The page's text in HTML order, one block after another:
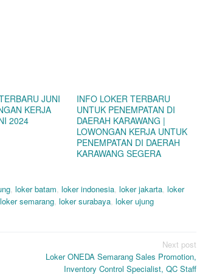
JUNI
KERJA
2024
INFO LOKER TERBARU
UNTUK PENEMPATAN DI
DAERAH KARAWANG |
LOWONGAN KERJA UNTUK
PENEMPATAN DI DAERAH
KARAWANG SEGERA
, loker batam, loker indonesia, loker jakarta, loker
loker semarang, loker surabaya, loker ujung
Next post
Loker ONEDA Semarang Sales Promotion,
Inventory Control Specialist, QC Staff